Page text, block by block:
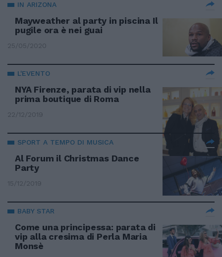
IN ARIZONA
Mayweather al party in piscina Il
pugile ora è nei guai
25/05/2020
L'EVENTO
NYA Firenze, parata di vip nella
prima boutique di Roma
22/12/2019
SPORT A TEMPO DI MUSICA
Al Forum il Christmas Dance
Party
15/12/2019
BABY STAR
Come una principessa: parata di
vip alla cresima di Perla Maria
Monsè